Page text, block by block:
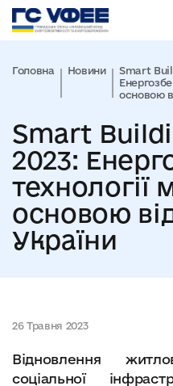
Головна Новини
Smart
основою
Smart
2023:
технології
основою
України
26 Травня 2023
Відновлення
соціальної